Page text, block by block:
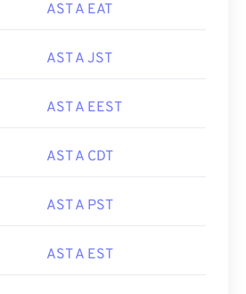
AST A EAT
AST A JST
AST A EEST
AST A CDT
AST A PST
AST A EST